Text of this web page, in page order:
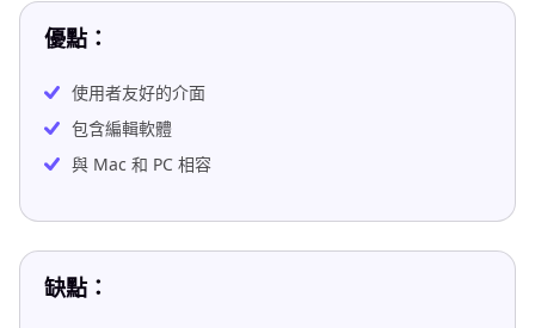
優點：
使用者友好的介面
包含編輯軟體
與 Mac 和 PC 相容
缺點：